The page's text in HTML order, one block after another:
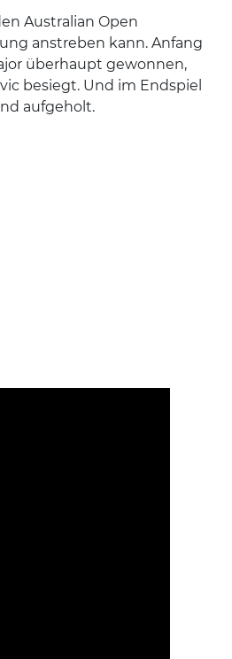
Australian Open
anstreben kann. Anfang
überhaupt gewonnen,
besiegt. Und im Endspiel
aufgeholt.